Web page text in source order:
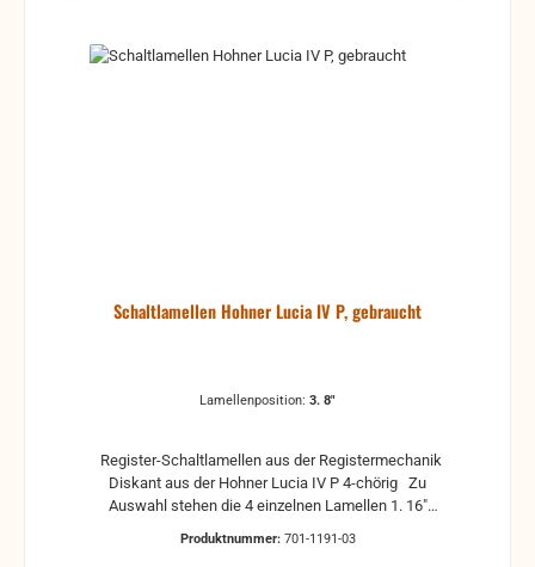
Schaltlamellen Hohner Lucia IV P, gebraucht
Lamellenposition: 3. 8"
Diskant aus der Hohner Lucia IV P 4-chörig Zu
Auswahl stehen die 4 einzelnen Lamellen 1. 16"
Produktnummer: 701-1191-03